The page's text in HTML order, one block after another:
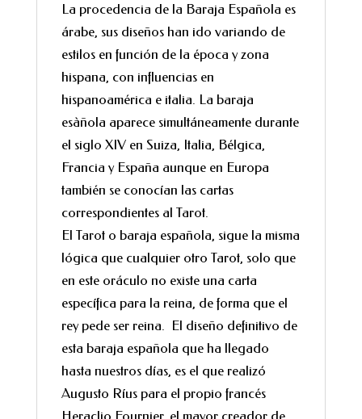
La procedencia de la Baraja Española es
árabe, sus diseños han ido variando de
estilos en función de la época y zona
hispana, con influencias en
hispanoamérica e italia. La baraja
esàñola aparece simultáneamente durante
el siglo XIV en Suiza, Italia, Bélgica,
Francia y España aunque en Europa
también se conocían las cartas
correspondientes al Tarot.
El Tarot o baraja española, sigue la misma
lógica que cualquier otro Tarot, solo que
en este oráculo no existe una carta
específica para la reina, de forma que el
rey pede ser reina. El diseño definitivo de
esta baraja española que ha llegado
hasta nuestros días, es el que realizó
Augusto Ríus para el propio francés
Heraclio Fournier, el mayor creador de